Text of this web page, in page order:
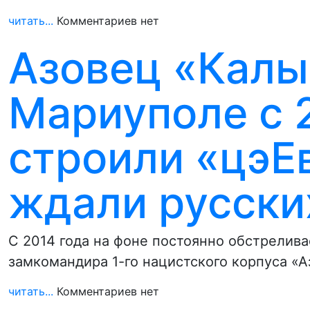
читать... Комментариев нет
Азовец
Мариуполе с
строили
ждали
С 2014 года на фоне постоянно
замкомандира 1-го нацистского корпуса
читать... Комментариев нет